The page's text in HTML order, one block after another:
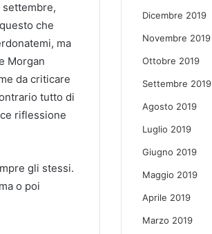
settembre,
che
ma
Morgan
da criticare
tutto di
riflessione
gli stessi.
o poi
Dicembre 2019
Novembre 2019
Ottobre 2019
Settembre 2019
Agosto 2019
Luglio 2019
Giugno 2019
Maggio 2019
Aprile 2019
Marzo 2019